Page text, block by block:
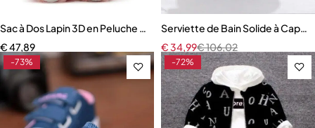
Sac à Dos Lapin 3D en Peluche pour Garçon et Fille
€47,89
Serviette de Bain Solide à
€106,02
€34,99
-73% -72%